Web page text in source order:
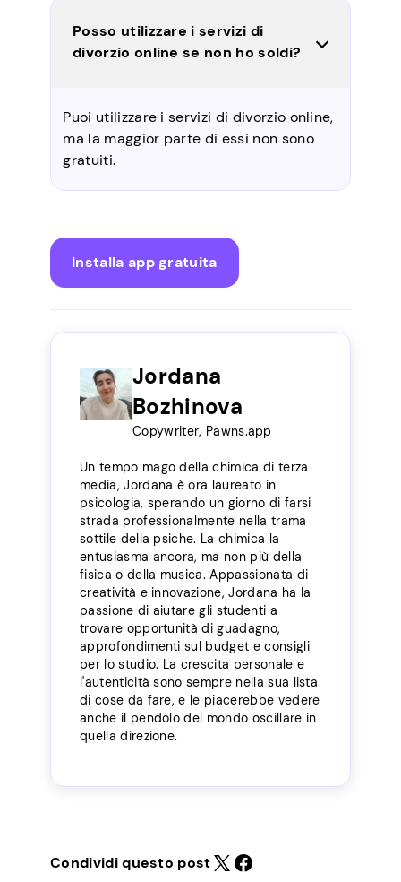
Posso utilizzare i servizi di
divorzio online se non ho soldi?
Puoi utilizzare i servizi di divorzio online,
ma la maggior parte di essi non sono
gratuiti.
Installa app gratuita
Jordana
Bozhinova
Copywriter, Pawns.app
Un tempo mago della chimica di terza
media, Jordana è ora laureato in
psicologia, sperando un giorno di farsi
strada professionalmente nella trama
sottile della psiche. La chimica la
entusiasma ancora, ma non più della
fisica o della musica. Appassionata di
creatività e innovazione, Jordana ha la
passione di aiutare gli studenti a
trovare opportunità di guadagno,
approfondimenti sul budget e consigli
per lo studio. La crescita personale e
l'autenticità sono sempre nella sua lista
di cose da fare, e le piacerebbe vedere
anche il pendolo del mondo oscillare in
quella direzione.
Condividi questo post